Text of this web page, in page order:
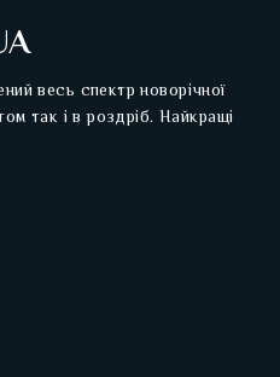
весь спектр новорічної
так і в роздріб. Найкращі